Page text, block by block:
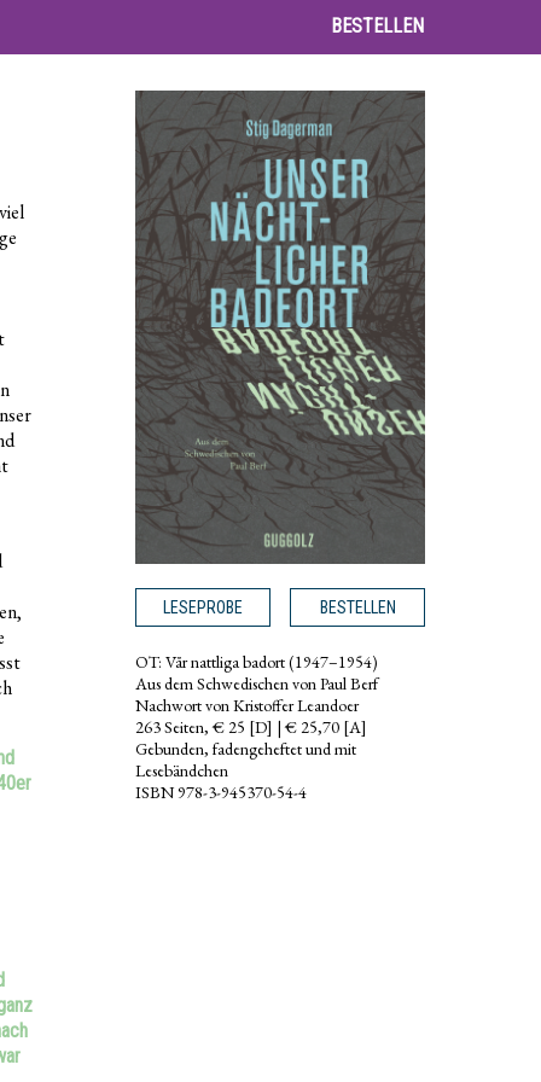
BESTELLEN
LESEPROBE BESTELLEN
OT: Vår nattliga badort (1947–1954)
Aus dem Schwedischen von Paul Berf
Nachwort von Kristoffer Leandoer
263 Seiten, € 25 [D] | € 25,70 [A]
Gebunden, fadengeheftet und mit
Lesebändchen
ISBN 978-3-945370-54-4